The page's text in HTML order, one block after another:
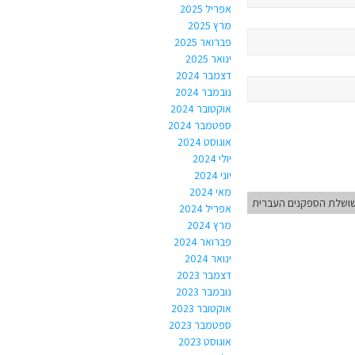
הספקנים העברית
אפריל 2025
מרץ 2025
פברואר 2025
ינואר 2025
דצמבר 2024
נובמבר 2024
אוקטובר 2024
ספטמבר 2024
אוגוסט 2024
יולי 2024
יוני 2024
מאי 2024
אפריל 2024
מרץ 2024
פברואר 2024
ינואר 2024
דצמבר 2023
נובמבר 2023
אוקטובר 2023
ספטמבר 2023
אוגוסט 2023